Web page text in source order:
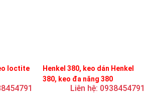
loctite
Henkel 380, keo dán Henkel
380, keo đa năng 380
Liên hệ: 0938454791